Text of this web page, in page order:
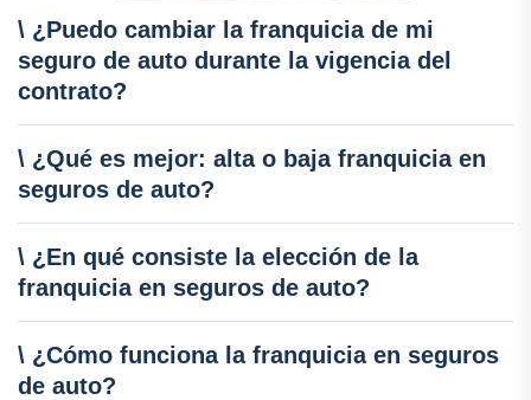
\ ¿Puedo cambiar la franquicia de mi
seguro de auto durante la vigencia del
contrato?
\ ¿Qué es mejor: alta o baja franquicia en
seguros de auto?
\ ¿En qué consiste la elección de la
franquicia en seguros de auto?
\ ¿Cómo funciona la franquicia en seguros
de auto?